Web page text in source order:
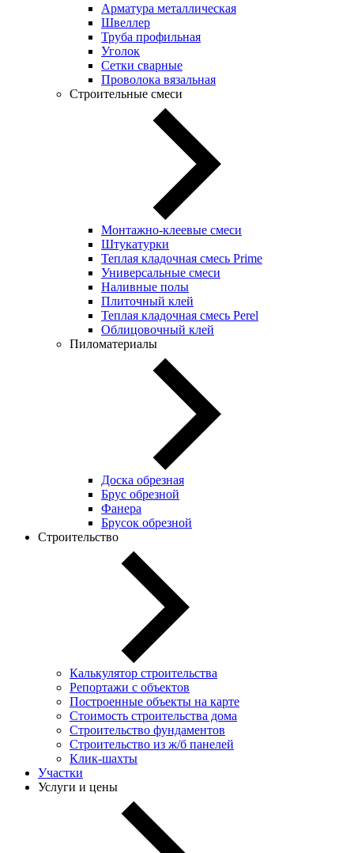
Арматура металлическая
Швеллер
Труба профильная
Уголок
Сетки сварные
Проволока вязальная
Строительные смеси
Монтажно-клеевые смеси
Штукатурки
Теплая кладочная смесь Prime
Универсальные смеси
Наливные полы
Плиточный клей
Теплая кладочная смесь Perel
Облицовочный клей
Пиломатериалы
Доска обрезная
Брус обрезной
Фанера
Брусок обрезной
Строительство
Калькулятор строительства
Репортажи с объектов
Построенные объекты на карте
Стоимость строительства дома
Строительство фундаментов
Строительство из ж/б панелей
Клик-шахты
Участки
Услуги и цены